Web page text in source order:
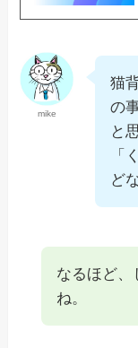
mike
猫
の
と
「
ど
なるほど、
ね。